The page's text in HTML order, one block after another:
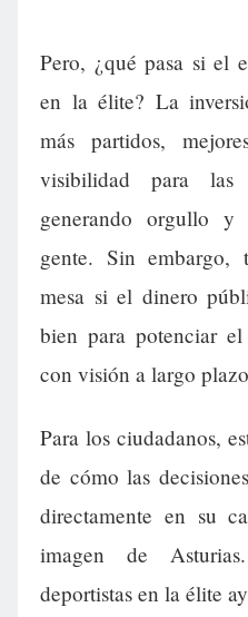
Pero, ¿qué pasa si el
en la élite? La
más partidos,
visibilidad para las
generando orgullo y
gente. Sin embargo,
mesa si el dinero
bien para potenciar
con visión a largo
Para los ciudadanos,
de cómo las
directamente en su
imagen de
deportistas en la élite